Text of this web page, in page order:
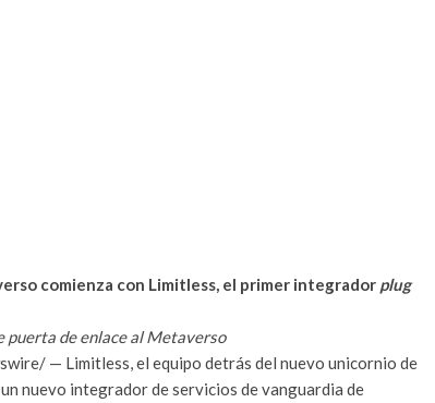
comienza con Limitless, el primer integrador plug
puerta de enlace al Metaverso
— Limitless, el equipo detrás del nuevo unicornio de
nuevo integrador de servicios de vanguardia de